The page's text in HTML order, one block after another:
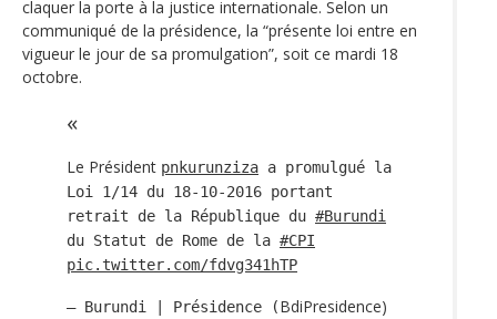
claquer la porte à la justice internationale. Selon un
communiqué de la présidence, la “présente loi entre en
vigueur le jour de sa promulgation”, soit ce mardi 18
octobre.
Le Président pnkurunziza a promulgué la
Loi 1/14 du 18-10-2016 portant
retrait de la République du #Burundi
du Statut de Rome de la #CPI
pic.twitter.com/fdvg341hTP
— Burundi | Présidence (BdiPresidence)